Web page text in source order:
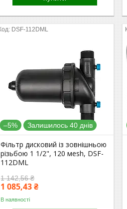
DSF-112DML
–5% Залишилось 40 днів
Фільтр дисковий із зовнішньою
різьбою 1 1/2", 120 мesh, DSF-
112DML
1 142,56 ₴
1 085,43 ₴
В наявності